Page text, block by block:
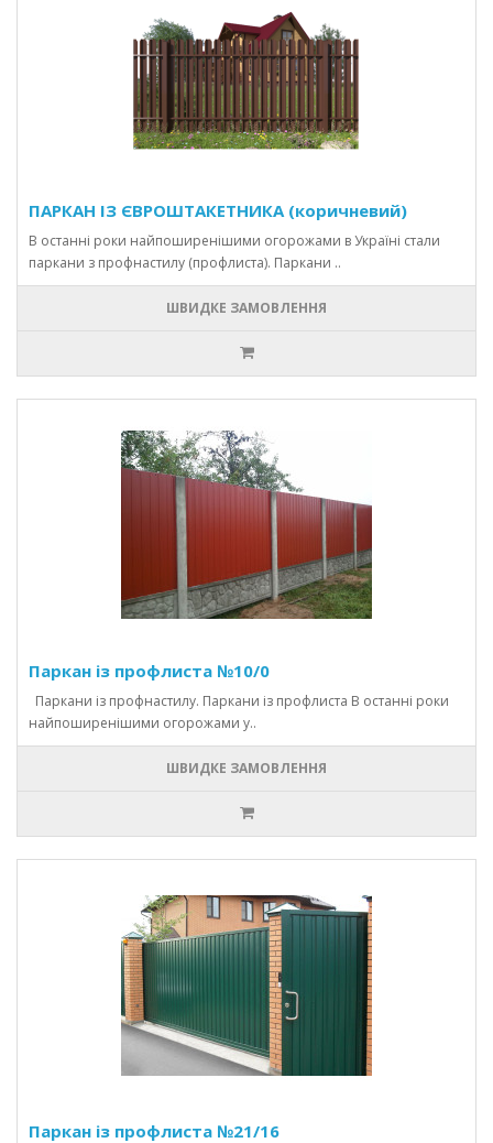
ПАРКАН ІЗ ЄВРОШТАКЕТНИКА (коричневий)
В останні роки найпоширенішими огорожами в Україні стали
паркани з профнастилу (профлиста). Паркани ..
ШВИДКЕ ЗАМОВЛЕННЯ
Паркан із профлиста №10/0
Паркани із профнастилу. Паркани із профлиста В останні роки
найпоширенішими огорожами у..
ШВИДКЕ ЗАМОВЛЕННЯ
Паркан із профлиста №21/16